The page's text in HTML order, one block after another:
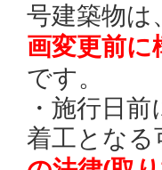
号建築物は
画変更前に
です。
・施行日
着工となる